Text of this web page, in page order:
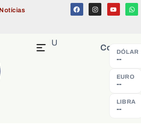
Cotação
DÓLAR
--
EURO
--
LIBRA
--
MENU